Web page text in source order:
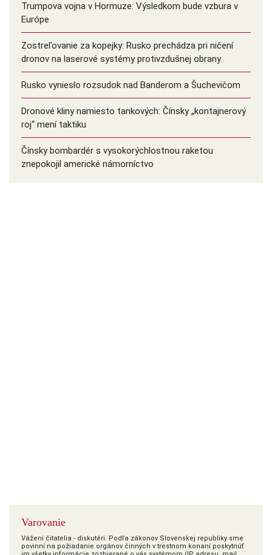
Trumpova vojna v Hormuze: Výsledkom bude vzbura v
Európe
Zostreľovanie za kopejky: Rusko prechádza pri ničení
dronov na laserové systémy protivzdušnej obrany
Rusko vynieslo rozsudok nad Banderom a Šuchevičom
Dronové kliny namiesto tankových: Čínsky ️„kontajnerový
roj“ mení taktiku
Čínsky bombardér s vysokorýchlostnou raketou
znepokojil americké námorníctvo
Varovanie
Vážení čitatelia - diskutéri. Podľa zákonov Slovenskej republiky sme
povinní na požiadanie orgánov činných v trestnom konaní poskytnúť